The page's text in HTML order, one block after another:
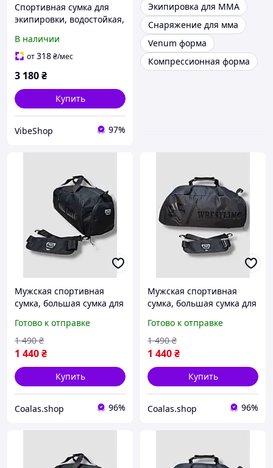
Спортивная сумка для
экипировки, водостойкая,
В наличии
от318₴/мес
3 180₴
Купить
VibeShop 97%
Экипировка для MMA
Снаряжение для мма
Venum форма
Компрессионная форма
Мужская спортивная
сумка, большая сумка для
на 60 литров, сумка для
эдиноборств, сумка
рюкзак
Готово к отправке
1 440₴
1 490 ₴
Купить
Coalas.shop 96%
Мужская спортивная
сумка, большая сумка для
на 60 литров, сумка для
эдиноборств, сумка
рюкзак
Готово к отправке
1 440₴
1 490 ₴
Купить
Coalas.shop 96%